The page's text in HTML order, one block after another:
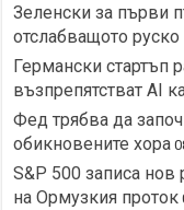
Зеленски за първи
отслабващото
Германски стартъп
възпрепятстват AI
Фед трябва да
обикновените хора
S&P 500 записа нов
на Ормузкия проток